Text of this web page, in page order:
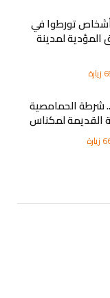
الأمن يوقف 3 أشخاص تورطوا في
المؤدية لمدينة
زيارة
طال 12 تاجراً.. شرطة الحمامصية
القديمة لمكناس
زيارة